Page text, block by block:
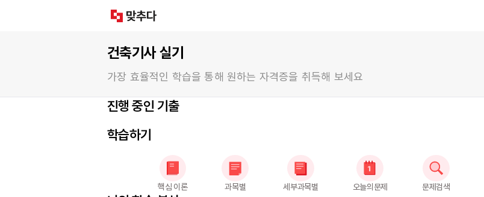
건축기사실기
가장 효율적인 학습을 통해 원하는 자격증을 취득해 보세요
진행 중인 기출
학습하기
핵심 이론 과목별 세부과목별 오늘의문제 문제검색